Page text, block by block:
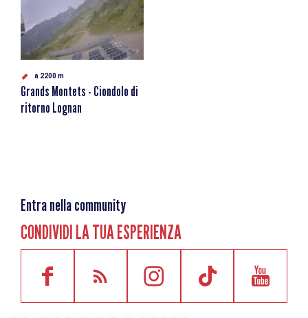
a 2200 m
Grands Montets - Ciondolo di
ritorno Lognan
Entra nella community
CONDIVIDI LA TUA ESPERIENZA